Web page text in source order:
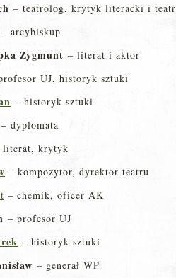
– teatrolog, krytyk literacki i
– arcybiskup
Zygmunt – literat i aktor
UJ, historyk sztuki
– historyk sztuki
– dyplomata
literat, krytyk
– kompozytor, dyrektor teatru
– chemik, oficer AK
– profesor UJ
– historyk sztuki
– generał WP